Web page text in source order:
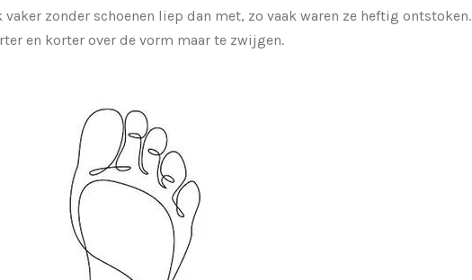
zonder schoenen liep dan met, zo vaak waren ze heftig ontstoken.
en korter over de vorm maar te zwijgen.